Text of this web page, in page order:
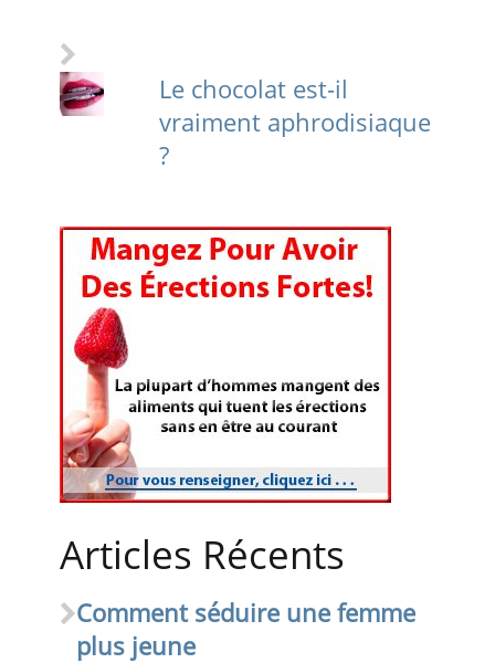
Le chocolat est-il
vraiment aphrodisiaque
?
Articles Récents
Comment séduire une femme
plus jeune